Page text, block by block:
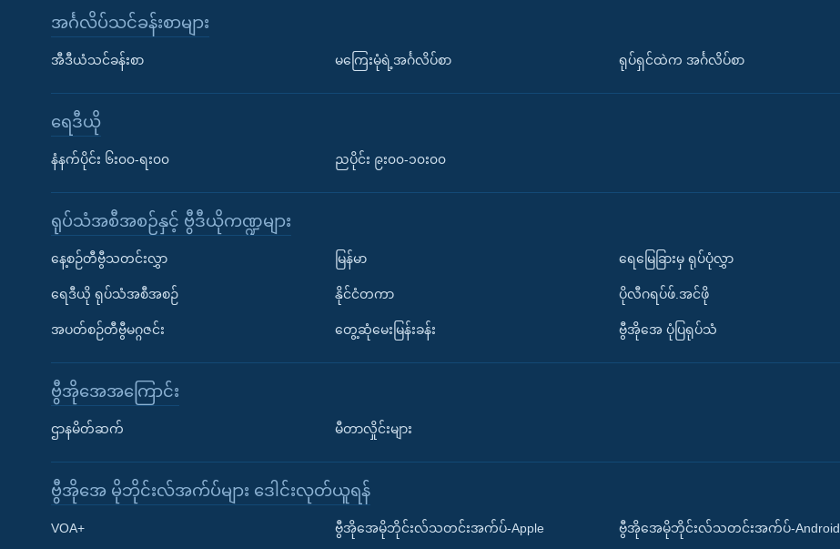
Learning English
အင်္ဂလိပ်သင်ခန်းစာများ
အီဒီယံသင်ခန်းစာ မကြေးမုံရဲ့အင်္ဂလိပ်စာ ရုပ်ရှင်ထဲက အင်္ဂလိပ်စာ
ရေဒီယို
နံနက်ပိုင်း ၆း၀၀-ရး၀၀ ညပိုင်း ၉း၀၀-၁၀း၀၀
ရုပ်သံအစီအစဉ်နှင့် ဗွီဒီယိုကဏ္ဍများ
နေ့စဉ်တီဗွီသတင်းလွှာ
ရေဒီယို ရုပ်သံအစီအစဉ်
အပတ်စဉ်တီဗွီမဂ္ဂဇင်း
မြန်မာ
နိုင်ငံတကာ
တွေ့ဆုံမေးမြန်းခန်း
ရေမြေခြားမှ ရုပ်ပုံလွှာ
ပိုလီဂရပ်ဖ်.အင်ဖို
ဗွီအိုအေ ပုံပြရုပ်သံ
ဗွီအိုအေအကြောင်း
ဌာနမိတ်ဆက် မီတာလှိုင်းများ
ဗွီအိုအေ မိုဘိုင်းလ်အက်ပ်များ ဒေါင်းလုတ်ယူရန်
VOA+ ဗွီအိုအေမိုဘိုင်းလ်သတင်းအက်ပ်-Apple ဗွီအိုအေမိုဘိုင်းလ်သတင်းအက်ပ်-Android